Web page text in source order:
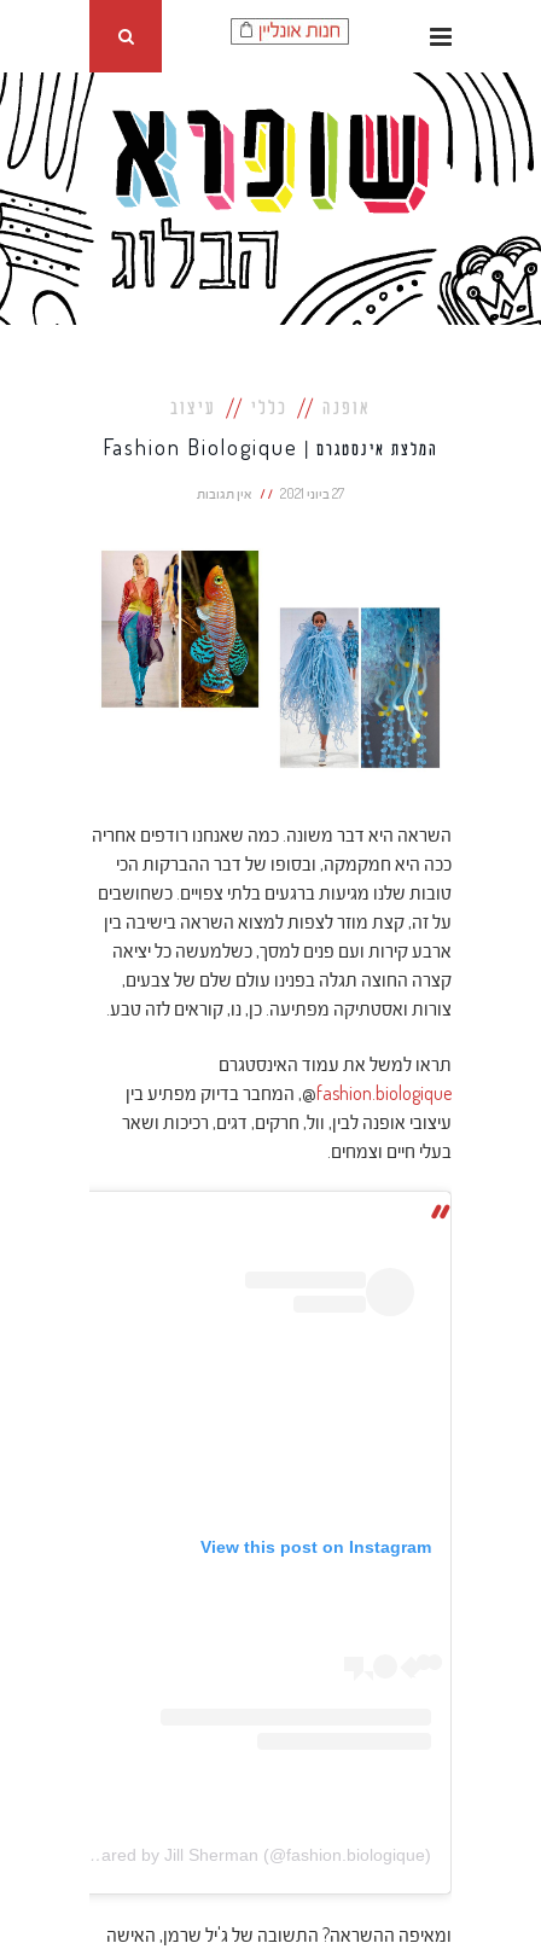
אופנה כללי עיצוב
המלצת אינסטגרם | Fashion Biologique
27 ביוני 2021 אין תגובות
השראה היא דבר משונה. כמה שאנחנו רודפים אחריה
ככה היא חמקמקה, ובסופו של דבר ההברקות הכי
טובות שלנו מגיעות ברגעים בלתי צפויים. כשחושבים
על זה, קצת מוזר לצפות למצוא השראה בישיבה בין
ארבע קירות ועם פנים למסך, כשלמעשה כל יציאה
קצרה החוצה תגלה בפנינו עולם שלם של צבעים,
צורות ואסטתיקה מפתיעה. כן, נו, קוראים לזה טבע.
תראו למשל את עמוד האינסטגרם
fashion.biologique@, המחבר בדיוק מפתיע בין
עיצובי אופנה לבין, וול, חרקים, דגים, רכיכות ושאר
בעלי חיים וצמחים.
View this post on Instagram
A post shared by Jill Sherman (@fashion.biologique)
ומאיפה ההשראה? התשובה של ג'יל שרמן, האישה